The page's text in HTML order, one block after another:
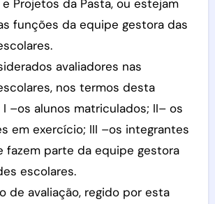
e Projetos da Pasta, ou estejam
funções da equipe gestora das
avaliadores nas
nos termos desta
I –os alunos matriculados; II– os
em exercício; III –os integrantes
fazem parte da equipe gestora
escolares.
de avaliação, regido por esta